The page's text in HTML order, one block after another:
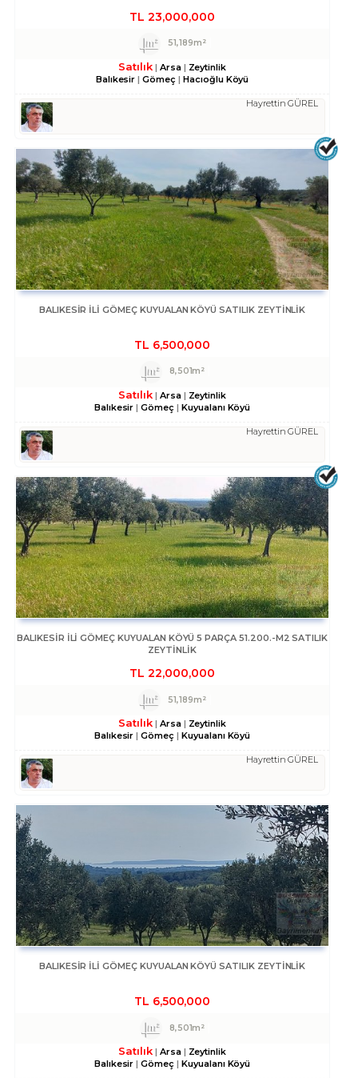
TL 23,000,000
51,189m²
Satılık Arsa
Zeytinlik
Balıkesir
Gömeç Hacıoğlu Köyü
Hayrettin GÜREL
BALIKESIR ILI GÖMEÇ KUYUALAN KÖYÜ SATILIK ZEYTINLIK
TL 6,500,000
8,501m²
Satılık Arsa
Zeytinlik
Balıkesir
Gömeç Kuyualanı Köyü
Hayrettin GÜREL
BALIKESIR ILI GÖMEÇ KUYUALAN KÖYÜ 5 PARÇA 51.200.-M2 SATILIK
ZEYTİNLİK
TL 22,000,000
51,189m²
Satılık Arsa
Zeytinlik
Balıkesir
Gömeç Kuyualanı Köyü
Hayrettin GÜREL
BALIKESIR ILI GÖMEÇ KUYUALAN KÖYÜ SATILIK ZEYTINLIK
TL 6,500,000
8,501m²
Satılık Arsa
Zeytinlik
Balıkesir
Gömeç Kuyualanı Köyü